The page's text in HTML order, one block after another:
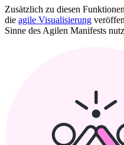
Zusätzlich zu diesen
die agile Visualisierung
Sinne des Agilen Manifests